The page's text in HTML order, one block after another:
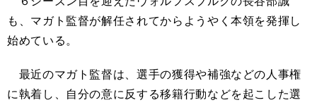
も、マガト監督が解任されてからようやく本領を発揮し
始めている。
最近のマガト監督は、選手の獲得や補強などの人事権
に執着し、自分の意に反する移籍行動などを起こした選